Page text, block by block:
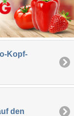
Kopf-
den